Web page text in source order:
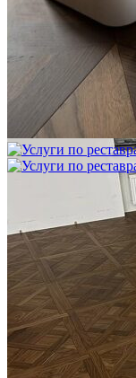
Услуги по
Блог
Интересные статьи
ВИДЕО-
покрытые маслом и
ремонта и
Читать полностью
02.02.2026
ПОЛЫ,
НЕБОЛЬШИХ
Читать полностью
12.01.2026